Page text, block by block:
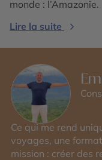
monde : l’Amazonie.
Lire la suite
Ce qui me rend
voyages, une
mission : créer des